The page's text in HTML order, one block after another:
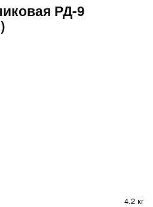
РД-9
4.2 кг